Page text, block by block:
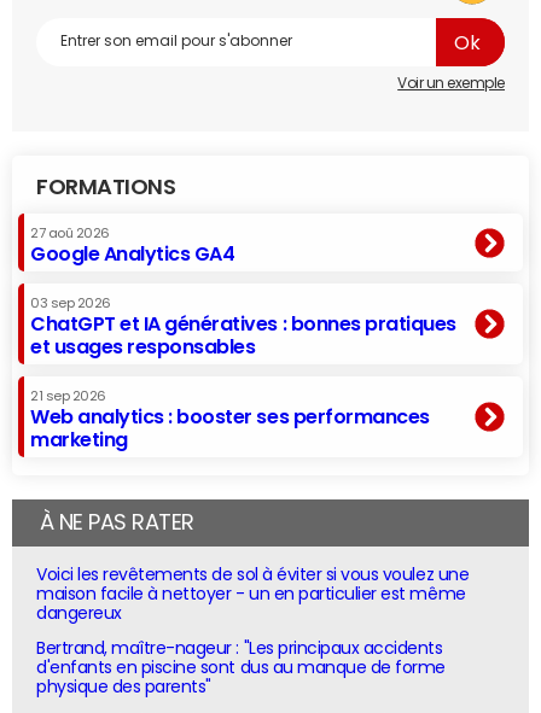
Voir un exemple
FORMATIONS
27 aoû 2026
Google Analytics GA4
03 sep 2026
ChatGPT et IA génératives : bonnes pratiques
et usages responsables
21 sep 2026
Web analytics : booster ses performances
marketing
À NE PAS RATER
Voici les revêtements de sol à éviter si vous voulez une
maison facile à nettoyer - un en particulier est même
dangereux
Bertrand, maître-nageur : "Les principaux accidents
d'enfants en piscine sont dus au manque de forme
physique des parents"